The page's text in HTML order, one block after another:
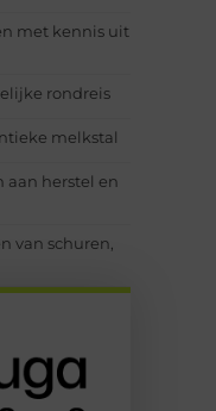
met kennis uit
rondreis
melkstal
aan herstel en
van schuren,